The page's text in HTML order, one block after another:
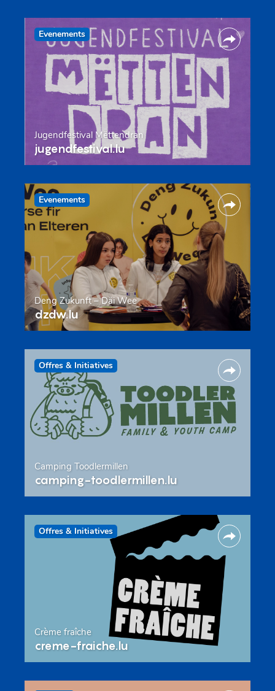
Evenements
Jugendfestival Mëttendran
jugendfestival.lu
Evenements
Deng Zukunft – Däi Wee
dzdw.lu
Offres & Initiatives
Camping Toodlermillen
camping-toodlermillen.lu
Offres & Initiatives
Crème fraîche
creme-fraiche.lu